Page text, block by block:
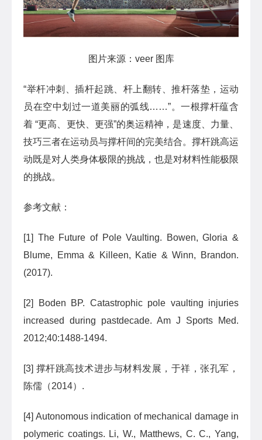
图片来源：veer 图库
“举杆冲刺、插杆起跳、杆上翻转、推杆落垫，运动
员在空中划过一道美丽的弧线……”。一根撑杆蕴含
着 “更高、更快、更强”的奥运精神，是速度、力量、
技巧三者在运动员与撑杆间的完美结合。撑杆跳高运
动既是对人类身体极限的挑战，也是对材料性能极限
的挑战。
参考文献：
[1] The Future of Pole Vaulting. Bowen, Gloria &
Blume, Emma & Killeen, Katie & Winn, Brandon.
(2017).
[2] Boden BP. Catastrophic pole vaulting injuries
increased during pastdecade. Am J Sports Med.
2012;40:1488-1494.
[3] 撑杆跳高技术进步与材料发展，于祥，张孔军，
陈儒（2014）.
[4] Autonomous indication of mechanical damage in
polymeric coatings. Li, W., Matthews, C. C., Yang,